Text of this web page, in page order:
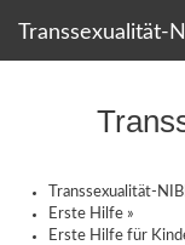
Transsexualität-
Transsexualität-
Erste Hilfe »
Erste Hilfe für